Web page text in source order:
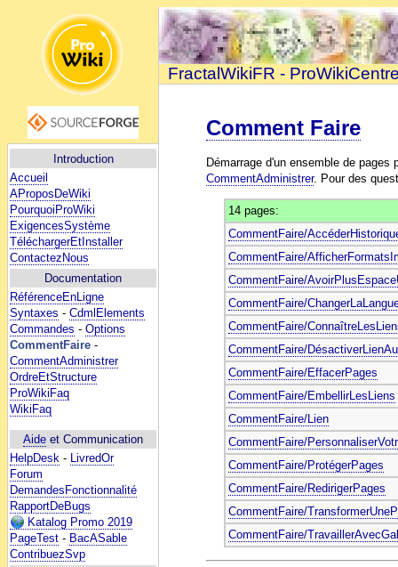
Introduction
Accueil
AProposDeWiki
PourquoiProWiki
ExigencesSystème
TéléchargerEtInstaller
ContactezNous
Documentation
RéférenceEnLigne
Syntaxes - CdmlElements
Commandes - Options
CommentFaire -
CommentAdministrer
OrdreEtStructure
ProWikiFaq
WikiFaq
Aide et Communication
HelpDesk - LivredOr
Forum
DemandesFonctionnalité
RapportDeBugs
Katalog Promo 2019
PageTest - BacASable
ContribuezSvp
FractalWikiFR -
Comment Faire
Démarrage d'un ensemble de pages
CommentAdministrer. Pour des
14 pages:
CommentFaire/
CommentFaire/
CommentFaire/
CommentFaire/
CommentFaire/
CommentFaire/
CommentFaire/EffacerPages
CommentFaire/EmbellirLesLiens
CommentFaire/Lien
CommentFaire/
CommentFaire/ProtégerPages
CommentFaire/RedirigerPages
CommentFaire/
CommentFaire/